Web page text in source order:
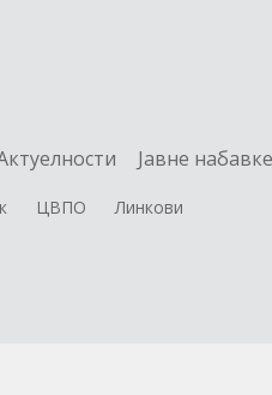
Jавне набавке
ЦВПО Линкови